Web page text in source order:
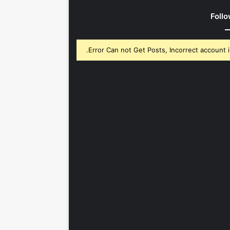
Error Can not Get Posts, Incorrect account